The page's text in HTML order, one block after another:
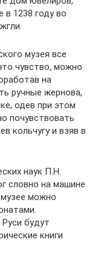
1238 году во
музея все
чувство, можно
на
ручные жернова,
одев при этом
почувствовать
кольчугу и взяв в
наук П.Н.
словно на машине
можно
будут
книги